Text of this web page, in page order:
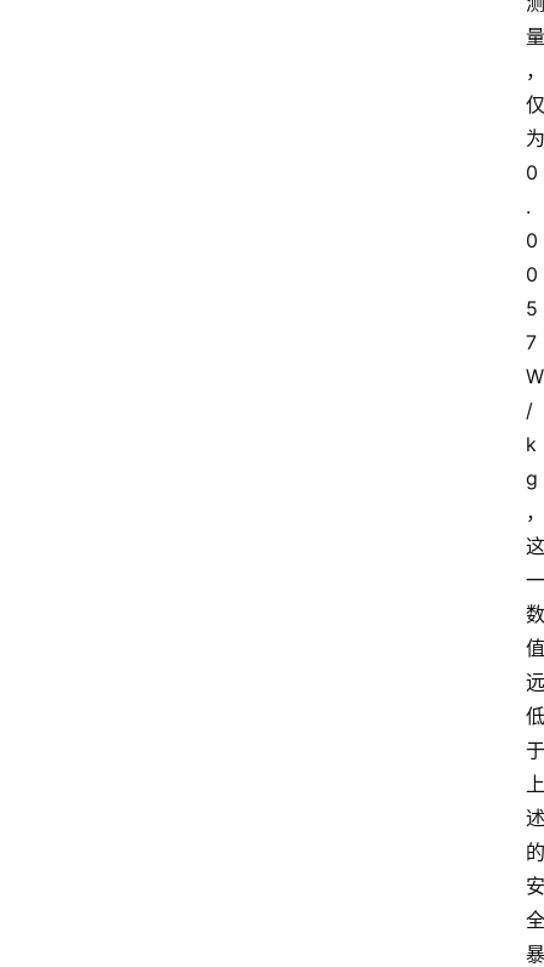
量
，
仅
为
0
.
0
0
5
7
W
/
k
g
，
这
一
数
值
远
低
于
上
述
的
安
全
暴